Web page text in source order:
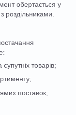
обертається у
роздільниками.
товарів;
поставок;